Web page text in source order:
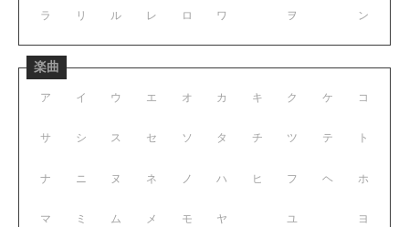
ラ リ ル レ ロ ワ ヲ ン
楽曲
ア イ ウ エ オ
サ シ ス セ ソ
ナ ニ ヌ ネ ノ
マ ミ ム メ モ
カ キ ク ケ コ
タ チ ツ テ ト
ハ ヒ フ ヘ ホ
ヤ ユ ヨ